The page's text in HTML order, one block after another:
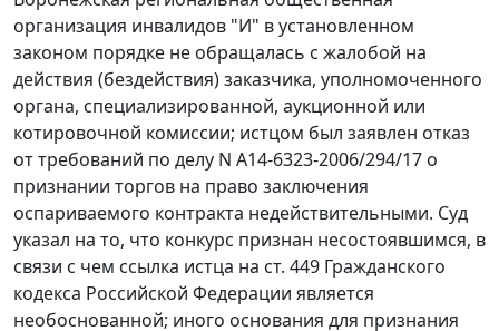
организация инвалидов "И" в установленном
законом порядке не обращалась с жалобой на
действия (бездействия) заказчика, уполномоченного
органа, специализированной, аукционной или
котировочной комиссии; истцом был заявлен отказ
от требований по делу N А14-6323-2006/294/17 о
признании торгов на право заключения
оспариваемого контракта недействительными. Суд
указал на то, что конкурс признан несостоявшимся, в
связи с чем ссылка истца на ст. 449 Гражданского
кодекса Российской Федерации является
необоснованной; иного основания для признания